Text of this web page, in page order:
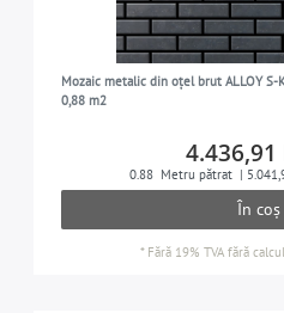
Mozaic metalic din oțel brut ALLOY
0,88 m2
4.436,91
0.88 Metru pătrat |
În coș
* Fără 19% TVAfără